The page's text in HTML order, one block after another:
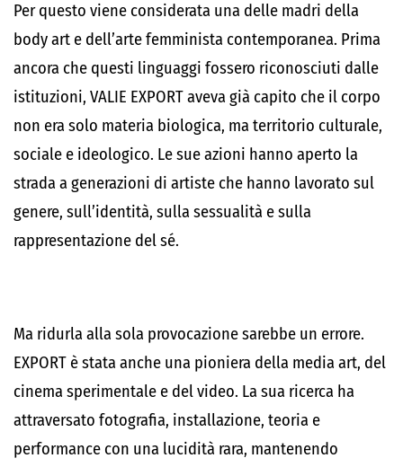
Per questo viene considerata una delle madri della
body art e dell’arte femminista contemporanea. Prima
ancora che questi linguaggi fossero riconosciuti dalle
istituzioni, VALIE EXPORT aveva già capito che il corpo
non era solo materia biologica, ma territorio culturale,
sociale e ideologico. Le sue azioni hanno aperto la
strada a generazioni di artiste che hanno lavorato sul
genere, sull’identità, sulla sessualità e sulla
rappresentazione del sé.
Ma ridurla alla sola provocazione sarebbe un errore.
EXPORT è stata anche una pioniera della media art, del
cinema sperimentale e del video. La sua ricerca ha
attraversato fotografia, installazione, teoria e
performance con una lucidità rara, mantenendo